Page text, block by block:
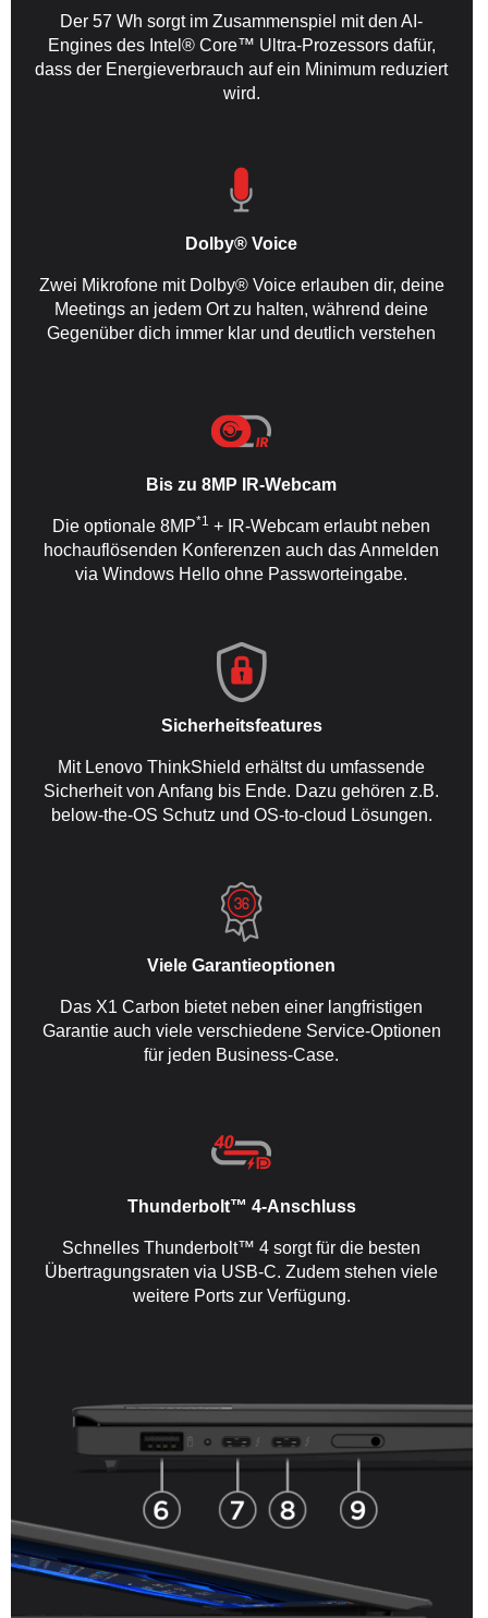
Der 57 Wh sorgt im Zusammenspiel mit den AI-
Engines des Intel® Core™ Ultra-Prozessors dafür,
dass der Energieverbrauch auf ein Minimum reduziert
wird.
Dolby® Voice
Zwei Mikrofone mit Dolby® Voice erlauben dir, deine
Meetings an jedem Ort zu halten, während deine
Gegenüber dich immer klar und deutlich verstehen
Bis zu 8MP IR-Webcam
Die optionale 8MP*1 + IR-Webcam erlaubt neben
hochauflösenden Konferenzen auch das Anmelden
via Windows Hello ohne Passworteingabe.
Sicherheitsfeatures
Mit Lenovo ThinkShield erhältst du umfassende
Sicherheit von Anfang bis Ende. Dazu gehören z.B.
below-the-OS Schutz und OS-to-cloud Lösungen.
Viele Garantieoptionen
Das X1 Carbon bietet neben einer langfristigen
Garantie auch viele verschiedene Service-Optionen
für jeden Business-Case.
Thunderbolt™ 4-Anschluss
Schnelles Thunderbolt™ 4 sorgt für die besten
Übertragungsraten via USB-C. Zudem stehen viele
weitere Ports zur Verfügung.